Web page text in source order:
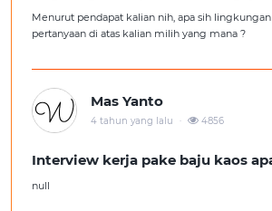
Menurut pendapat kalian nih, apa sih
pertanyaan di atas kalian milih yang mana ?
Mas Yanto
4 tahun yang lalu . 4856
Interview kerja pake baju kaos
null